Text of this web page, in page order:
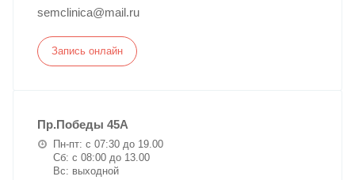
semclinica@mail.ru
Запись онлайн
Пр.Победы 45А
Пн-пт: с 07:30 до 19.00
Сб: с 08:00 до 13.00
Вс: выходной